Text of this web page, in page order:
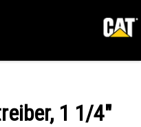
1 1/4"